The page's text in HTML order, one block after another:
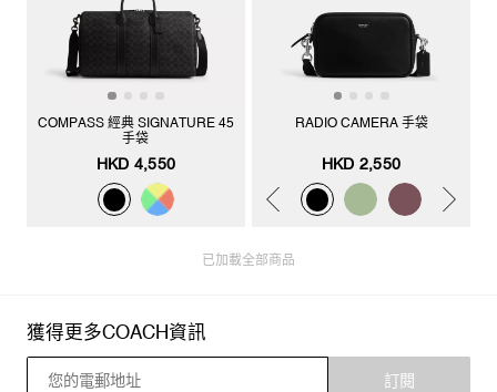
COMPASS 經典 SIGNATURE 45
手袋
HKD 4,550
RADIO CAMERA 手袋
HKD 2,550
已加載全部商品
獲得更多COACH資訊
訂閱